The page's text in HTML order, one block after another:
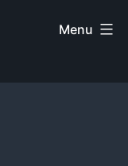
Menu